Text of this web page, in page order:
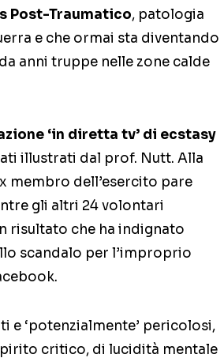
Post-Traumatico, patologia
e che ormai sta diventando
anni truppe nelle zone calde
‘in diretta tv’ di ecstasy
illustrati dal prof. Nutt. Alla
membro dell’esercito pare
gli altri 24 volontari
risultato che ha indignato
scandalo per l’improprio
e ‘potenzialmente’ pericolosi,
critico, di lucidità mentale